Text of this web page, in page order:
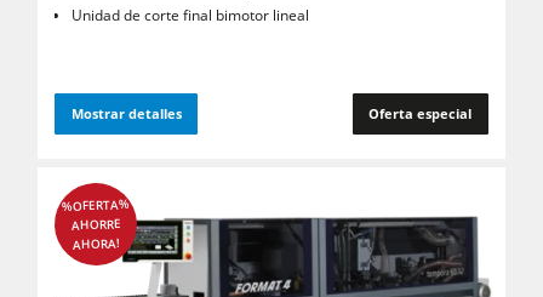
Unidad de corte final bimotor lineal
Mostrar detalles Oferta especial
%OFERTA%
AHORRE
AHORA!